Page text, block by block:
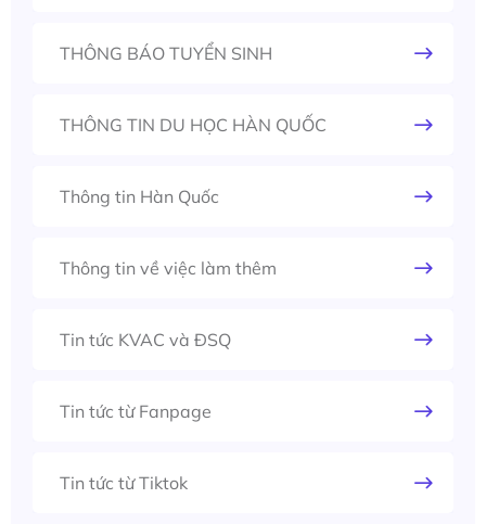
THÔNG BÁO TUYỂN SINH
THÔNG TIN DU HỌC HÀN QUỐC
Thông tin Hàn Quốc
Thông tin về việc làm thêm
Tin tức KVAC và ĐSQ
Tin tức từ Fanpage
Tin tức từ Tiktok